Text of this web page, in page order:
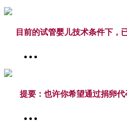
目前的试管婴儿技术条件下，
提要：也许你希望通过捐卵